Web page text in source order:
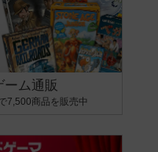
ーム通販
7,500商品を販売中